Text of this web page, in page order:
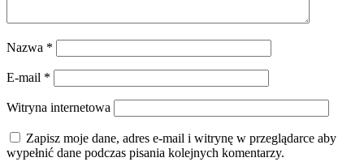
Nazwa *
E-mail *
Witryna internetowa
Zapisz moje dane, adres e-mail i witrynę w przeglądarce aby
wypełnić dane podczas pisania kolejnych komentarzy.